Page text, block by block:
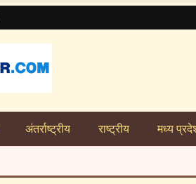
अंतर्राष्ट्रीय राष्ट्रीय मध्य